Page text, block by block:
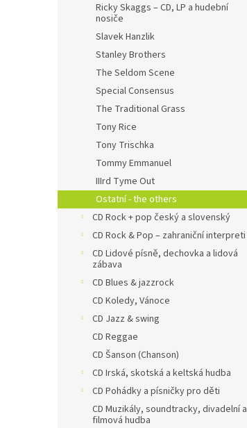
Ricky Skaggs – CD, LP a hudební
nosiče
Slavek Hanzlik
Stanley Brothers
The Seldom Scene
Special Consensus
The Traditional Grass
Tony Rice
Tony Trischka
Tommy Emmanuel
IIIrd Tyme Out
Ostatní - the others
CD Rock + pop český a slovenský
CD Rock & Pop – zahraniční interpreti
CD Lidové písně, dechovka a lidová
zábava
CD Blues & jazzrock
CD Koledy, Vánoce
CD Jazz & swing
CD Reggae
CD Šanson (Chanson)
CD Irská, skotská a keltská hudba
CD Pohádky a písničky pro děti
CD Muzikály, soundtracky, divadelní a
filmová hudba